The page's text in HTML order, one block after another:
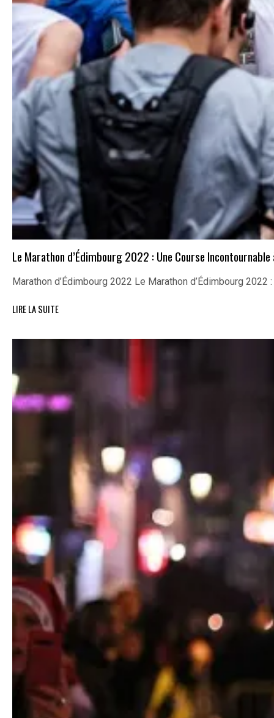
Le Marathon d’Édimbourg 2022 : Une Course Incontournable
Marathon d’Édimbourg 2022 Le Marathon d’Édimbourg
LIRE LA SUITE